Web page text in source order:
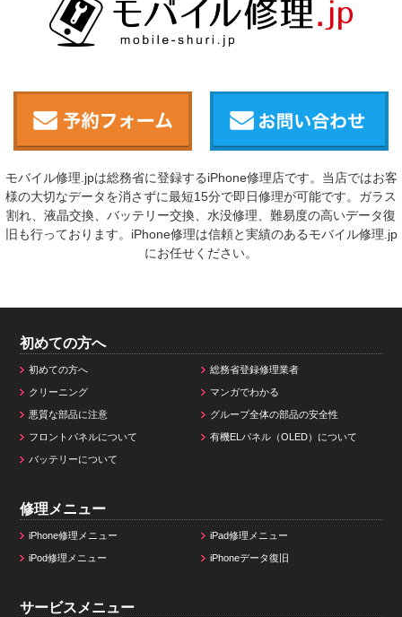
モバイル修理.jpは総務省に登録するiPhone修理店です。当店ではお客
様の大切なデータを消さずに最短15分で即日修理が可能です。ガラス
割れ、液晶交換、バッテリー交換、水没修理、難易度の高いデータ復
旧も行っております。iPhone修理は信頼と実績のあるモバイル修理.jp
にお任せください。
初めての方へ
初めての方へ 総務省登録修理業者
クリーニング マンガでわかる
悪質な部品に注意 グループ全体の部品の安全性
フロントパネルについて 有機ELパネル（OLED）について
バッテリーについて
修理メニュー
iPhone修理メニュー iPad修理メニュー
iPod修理メニュー iPhoneデータ復旧
サービスメニュー